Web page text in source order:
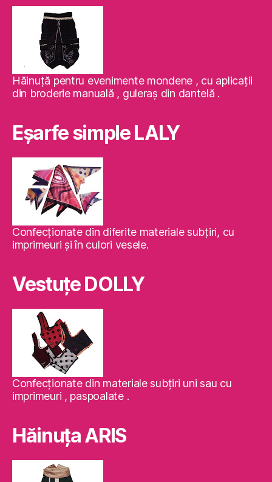
Hăinuţă pentru evenimente mondene , cu aplicaţii
din broderie manuală , guleraş din dantelă .
Eşarfe simple LALY
Confecţionate din diferite materiale subţiri, cu
imprimeuri şi în culori vesele.
Vestuţe DOLLY
Confecţionate din materiale subţiri uni sau cu
imprimeuri , paspoalate .
Hăinuţa ARIS